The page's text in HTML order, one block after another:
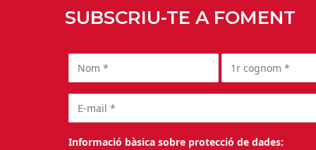
SUBSCRIU-TE A FOMENT
Informació bàsica sobre protecció de dades: